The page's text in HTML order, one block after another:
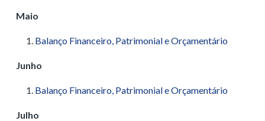
Maio
Balanço Financeiro, Patrimonial e Orçamentário
Junho
Balanço Financeiro, Patrimonial e Orçamentário
Julho